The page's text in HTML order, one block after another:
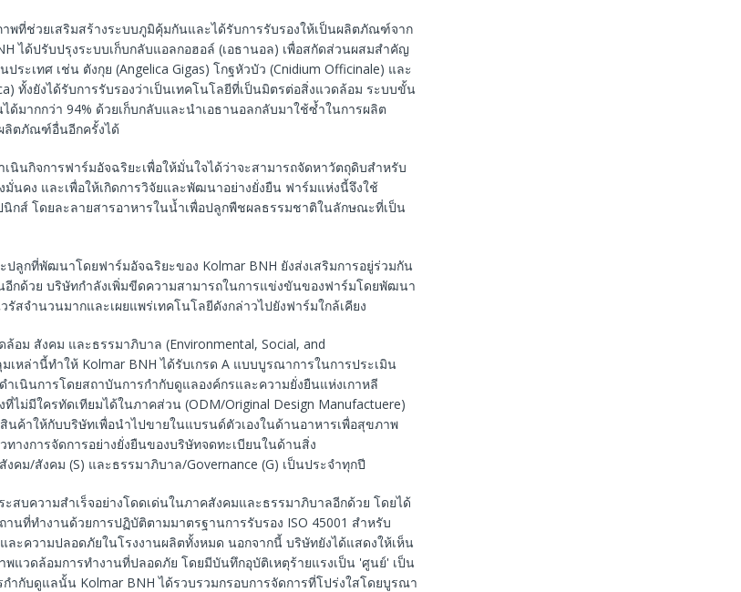
พที่ช่วยเสริมสร้างระบบภูมิคุ้มกันและได้รับการรับรองให้เป็นผลิตภัณฑ์จาก
ได้ปรับปรุงระบบเก็บกลับแอลกอฮอล์ (เอธานอล) เพื่อสกัดส่วนผสมสำคัญ
ะเทศ เช่น ตังกุย (Angelica Gigas) โกฐหัวบัว (Cnidium Officinale) และ
ทั้งยังได้รับการรับรองว่าเป็นเทคโนโลยีที่เป็นมิตรต่อสิ่งแวดล้อม ระบบขั้น
ด้มากกว่า 94% ด้วยเก็บกลับและนำเอธานอลกลับมาใช้ซ้ำในการผลิต
ลิตภัณฑ์อื่นอีกครั้งได้
นินกิจการฟาร์มอัจฉริยะเพื่อให้มั่นใจได้ว่าจะสามารถจัดหาวัตถุดิบสำหรับ
นคง และเพื่อให้เกิดการวิจัยและพัฒนาอย่างยั่งยืน ฟาร์มแห่งนี้จึงใช้
กส์ โดยละลายสารอาหารในน้ำเพื่อปลูกพืชผลธรรมชาติในลักษณะที่เป็น
ปลูกที่พัฒนาโดยฟาร์มอัจฉริยะของ Kolmar BNH ยังส่งเสริมการอยู่ร่วมกัน
กด้วย บริษัทกำลังเพิ่มขีดความสามารถในการแข่งขันของฟาร์มโดยพัฒนา
สจำนวนมากและเผยแพร่เทคโนโลยีดังกล่าวไปยังฟาร์มใกล้เคียง
อม สังคม และธรรมาภิบาล (Environmental, Social, and
เหล่านี้ทำให้ Kolmar BNH ได้รับเกรด A แบบบูรณาการในการประเมิน
ำเนินการโดยสถาบันการกำกับดูแลองค์กรและความยั่งยืนแห่งเกาหลี
ที่ไม่มีใครทัดเทียมได้ในภาคส่วน (ODM/Original Design Manufactuere)
นค้าให้กับบริษัทเพื่อนำไปขายในแบรนด์ตัวเองในด้านอาหารเพื่อสุขภาพ
ทางการจัดการอย่างยั่งยืนของบริษัทจดทะเบียนในด้านสิ่ง
งคม/สังคม (S) และธรรมาภิบาล/Governance (G) เป็นประจำทุกปี
สบความสำเร็จอย่างโดดเด่นในภาคสังคมและธรรมาภิบาลอีกด้วย โดยได้
านที่ทำงานด้วยการปฏิบัติตามมาตรฐานการรับรอง ISO 45001 สำหรับ
ละความปลอดภัยในโรงงานผลิตทั้งหมด นอกจากนี้ บริษัทยังได้แสดงให้เห็น
พแวดล้อมการทำงานที่ปลอดภัย โดยมีบันทึกอุบัติเหตุร้ายแรงเป็น 'ศูนย์' เป็น
ำกับดูแลนั้น Kolmar BNH ได้รวบรวมกรอบการจัดการที่โปร่งใสโดยบูรณา